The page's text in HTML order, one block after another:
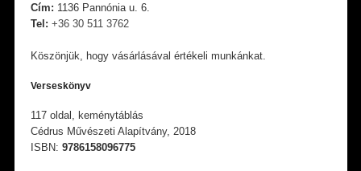
Cím: 1136 Pannónia u. 6.
Tel: +36 30 511 3762
Köszönjük, hogy vásárlásával értékeli munkánkat.
Verseskönyv
117 oldal, keménytáblás
Cédrus Művészeti Alapítvány, 2018
ISBN: 9786158096775